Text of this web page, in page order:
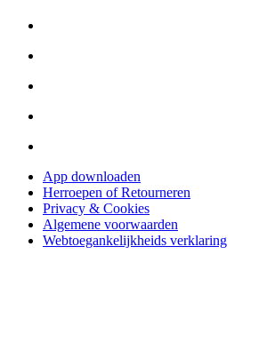
App downloaden
Herroepen of Retourneren
Privacy & Cookies
Algemene voorwaarden
Webtoegankelijkheids verklaring